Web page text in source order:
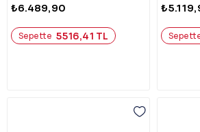
₺6.489,90
Sepette 5516,41 TL